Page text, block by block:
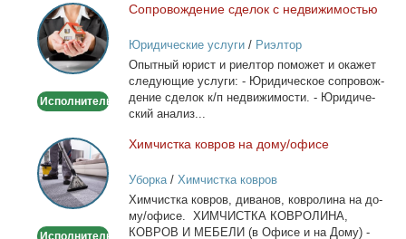
Сопровождение
сделок
с
недвижимостью
Исполнитель
Со­про­вож­де­ние сде­лок с недви­жи­мо­стью
Юридические услуги/ Риэлтор
Опыт­ный юрист и ри­ел­тор по­мо­жет и ока­жет
сле­ду­ю­щие услу­ги: - Юри­ди­че­ское со­про­вож­
де­ние сде­лок к/п недви­жи­мо­сти. - Юри­ди­че­
ский ана­лиз...
Химчистка
ковров
на
дому/
Исполнитель
Хим­чист­ка ков­ров на до­му/офи­се
Уборка/ Химчистка ковров
Хим­чист­ка ков­ров, ди­ва­нов, ков­ро­ли­на на до­
му/офи­се. ХИМЧИСТКА КОВРОЛИНА,
КОВРОВ И МЕБЕЛИ (в Офи­се и на До­му) -